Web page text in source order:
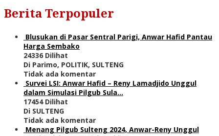
Berita Terpopuler
Blusukan di Pasar Sentral Parigi, Anwar Hafid Pantau
Harga Sembako
24336 Dilihat
Di Parimo, POLITIK, SULTENG
Tidak ada komentar
Survei LSI: Anwar Hafid – Reny Lamadjido Unggul
dalam Simulasi Pilgub Sula…
17454 Dilihat
Di SULTENG
Tidak ada komentar
Menang Pilgub Sulteng 2024, Anwar-Reny Unggul